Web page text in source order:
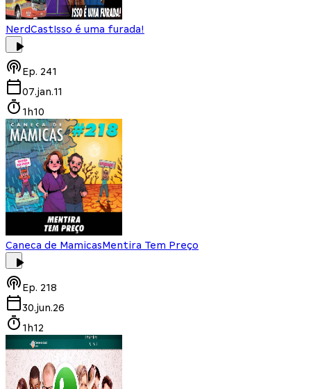
NerdCastIsso é uma furada!
Ep. 241
07.jan.11
1h10
Caneca de MamicasMentira Tem Preço
Ep. 218
30.jun.26
1h12